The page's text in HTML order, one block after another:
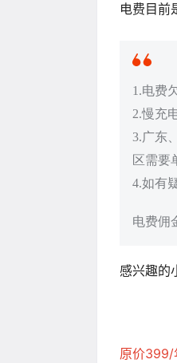
电费目前
1.电费
2.慢充
3.广东
区需要
4.如有
电费佣
感兴趣的
原价399/